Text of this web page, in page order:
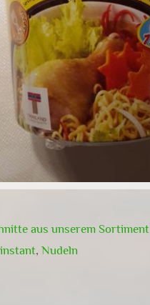
aus unserem Sortiment
instant,Nudeln